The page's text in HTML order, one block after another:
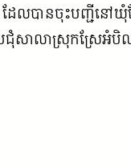
ដែលបានចុះបញ្ជីន
ជុំសាលាស្រុកស្រែអំបិ